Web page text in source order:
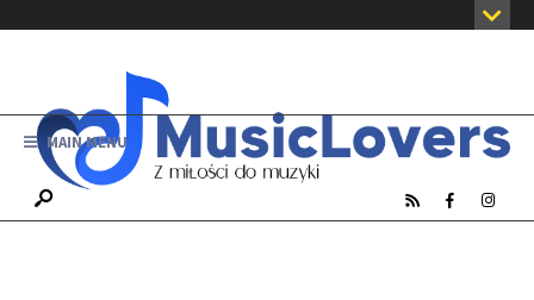
MAIN MENU